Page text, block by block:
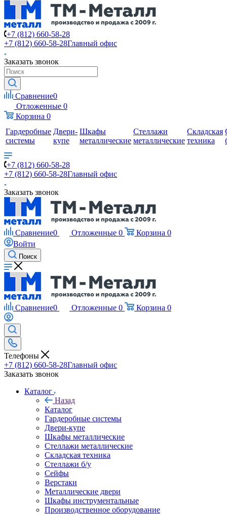
+7 (812) 660-58-28
+7 (812) 660-58-28Главный офис
Заказать звонок
Сравнение0
Отложенные 0
Корзина 0
Гардеробные
системы
Двери-
купе
Шкафы
металлические
Стеллажи
металлические
Складская
техника
+7 (812) 660-58-28
+7 (812) 660-58-28Главный офис
Заказать звонок
Сравнение0 Отложенные 0 Корзина 0
Войти
Поиск
Сравнение0 Отложенные 0 Корзина 0
Телефоны
+7 (812) 660-58-28Главный офис
Заказать звонок
Каталог
Назад
Каталог
Гардеробные системы
Двери-купе
Шкафы металлические
Стеллажи металлические
Складская техника
Стеллажи б/у
Сейфы
Верстаки
Металлические двери
Шкафы инструментальные
Производственное оборудование